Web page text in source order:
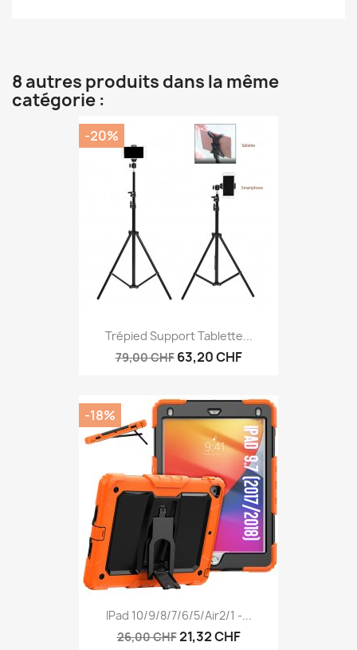
8 autres produits dans la même
catégorie :
Trépied Support Tablette...
79,00 CHF 63,20 CHF
-20%
IPad 10/9/8/7/6/5/Air2/1 -...
26,00 CHF21,32 CHF
-18%